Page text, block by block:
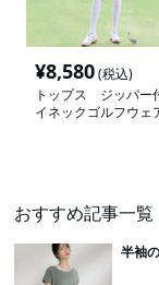
¥8,580(税込)
トップス ジッパー
イネックゴルフウェ
おすすめ記事一覧
半袖